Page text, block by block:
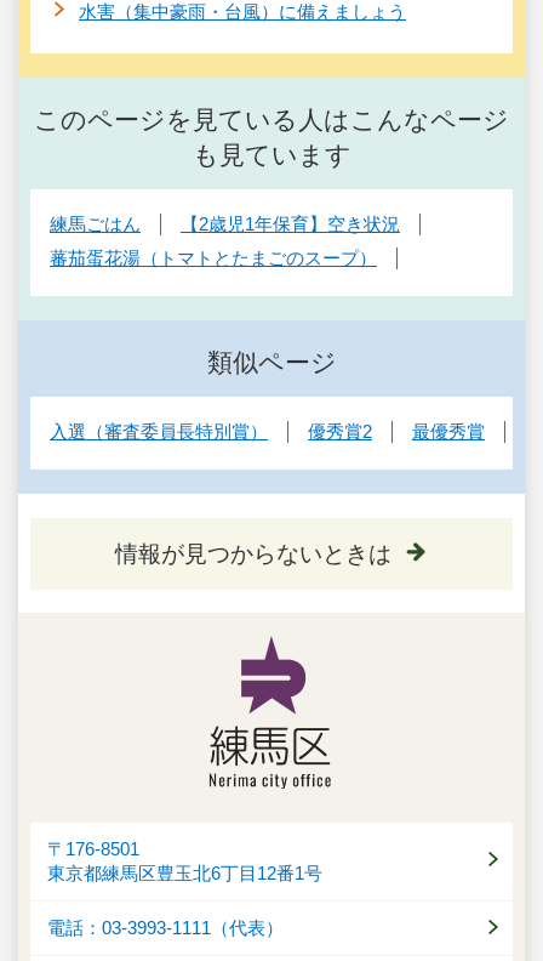
水害（集中豪雨・台風）に備えましょう
このページを見ている人はこんなページ
も見ています
練馬ごはん
【2歳児1年保育】空き状況
蕃茄蛋花湯（トマトとたまごのスープ）
類似ページ
入選（審査委員長特別賞） 優秀賞2 最優秀賞
情報が見つからないときは
〒176-8501
東京都練馬区豊玉北6丁目12番1号
電話：03-3993-1111（代表）